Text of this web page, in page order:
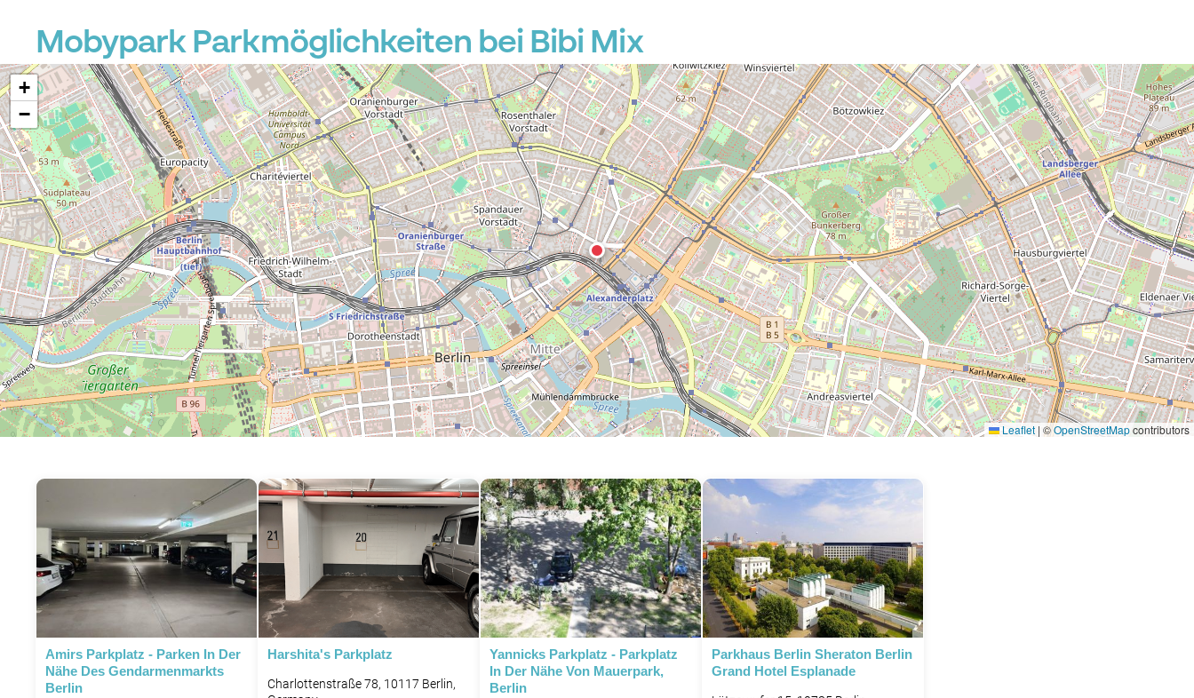
Mobypark Parkmöglichkeiten bei Bibi Mix
P
P
+
−
Leaflet | ©OpenStreetMapcontributors
Amirs Parkplatz - Parken In Der
Nähe Des Gendarmenmarkts
Berlin
Harshita's Parkplatz
Charlottenstraße 78, 10117 Berlin,
Yannicks Parkplatz - Parkplatz
In Der Nähe Von Mauerpark,
Berlin
Parkhaus Berlin Sheraton Berlin
Grand Hotel Esplanade